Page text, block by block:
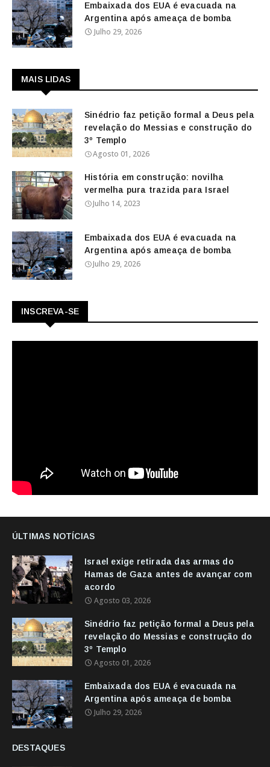
Embaixada dos EUA é evacuada na
Argentina após ameaça de bomba
Julho 29, 2026
MAIS LIDAS
Sinédrio faz petição formal a Deus pela
revelação do Messias e construção do
3º Templo
Agosto 01, 2026
História em construção: novilha
vermelha pura trazida para Israel
Julho 14, 2023
Embaixada dos EUA é evacuada na
Argentina após ameaça de bomba
Julho 29, 2026
INSCREVA-SE
ÚLTIMAS NOTÍCIAS
Israel exige retirada das armas do
Hamas de Gaza antes de avançar com
acordo
Agosto 03, 2026
Sinédrio faz petição formal a Deus pela
revelação do Messias e construção do
3º Templo
Agosto 01, 2026
Embaixada dos EUA é evacuada na
Argentina após ameaça de bomba
Julho 29, 2026
DESTAQUES